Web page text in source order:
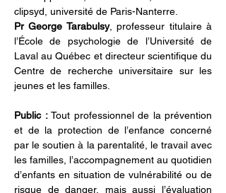
clipsyd, université de Paris-Nanterre.
Pr George Tarabulsy, professeur titulaire à
l’École de psychologie de l’Université de
Laval au Québec et directeur scientifique du
Centre de recherche universitaire sur les
jeunes et les familles.
Public : Tout professionnel de la prévention
et de la protection de l’enfance concerné
par le soutien à la parentalité, le travail avec
les familles, l’accompagnement au quotidien
d’enfants en situation de vulnérabilité ou de
risque de danger, mais aussi l’évaluation